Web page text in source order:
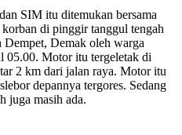
SIM itu ditemukan bersama
di pinggir tanggul tengah
Dempet, Demak oleh warga
05.00. Motor itu tergeletak di
2 km dari jalan raya. Motor itu
depannya tergores. Sedang
juga masih ada.